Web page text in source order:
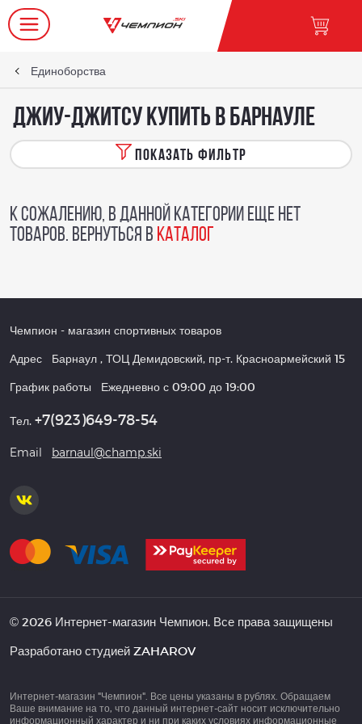
Единоборства
Джиу-джитсу купить в Барнауле
ПОКАЗАТЬ ФИЛЬТР
К сожалению, в данной категории еще нет
товаров. Вернуться в каталог
Чемпион - магазин спортивных товаров
Адрес Барнаул , ТОЦ Демидовский, пр-т. Красноармейский 15
График работы Ежедневно с 09:00 до 19:00
Тел. +7(923)649-78-54
Email barnaul@champ.ski
© 2026 Интернет-магазин Чемпион. Все права защищены
Разработано студией ZAHAROV
Интернет-магазин "Чемпион". Все цены указаны в рублях. Обращаем
Ваше внимание на то, что данный интернет-сайт носит исключительно
информационный характер и ни при каких условиях информационные